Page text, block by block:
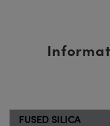
FUSED SILICA